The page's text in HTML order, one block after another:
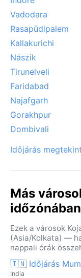
Vadodara
Rasapūdipalem
Kallakurichi
Nászik
Tirunelveli
Faridabad
Najafgarh
Gorakhpur
Dombivali
Időjárás
Más
Ezek a városok
(Asia/Kolkata) —
nappali órák
🇮🇳 Időjárás
India